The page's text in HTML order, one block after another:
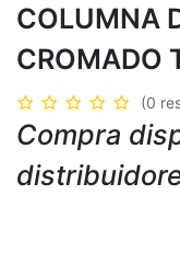
COLUMNA
CROMADO
(0
Compra